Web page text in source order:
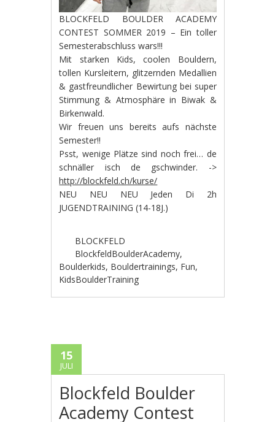
BLOCKFELD BOULDER ACADEMY
CONTEST SOMMER 2019 – Ein toller
Semesterabschluss wars!!!
Mit starken Kids, coolen Bouldern,
tollen Kursleitern, glitzernden Medallien
& gastfreundlicher Bewirtung bei super
Stimmung & Atmosphäre in Biwak &
Birkenwald.
Wir freuen uns bereits aufs nächste
Semester!!
Psst, wenige Plätze sind noch frei… de
schnäller isch de gschwinder. ->
http://blockfeld.ch/kurse/
NEU NEU NEU Jeden Di 2h
JUGENDTRAINING (14-18J.)
BLOCKFELD
BlockfeldBoulderAcademy,
Boulderkids, Bouldertrainings, Fun,
KidsBoulderTraining
15
JULI
Blockfeld Boulder
Academy Contest